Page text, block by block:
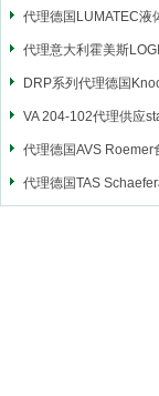
代理德国LUMATEC液
代理意大利霍美斯
仪
DRP系列代理德国
阀
VA 204-102代理供应
阀
代理德国AVS Roemer
代理德国TAS